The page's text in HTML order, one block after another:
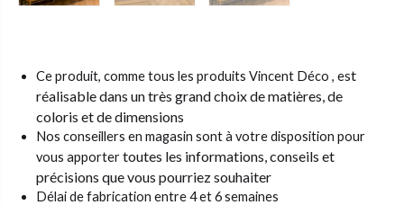
Ce produit, comme tous les produits Vincent Déco , est
réalisable dans un très grand choix de matières, de
coloris et de dimensions
Nos conseillers en magasin sont à votre disposition pour
vous apportertoutes les informations, conseils et
précisions que vous pourriez souhaiter
Délai de fabrication entre 4 et 6 semaines